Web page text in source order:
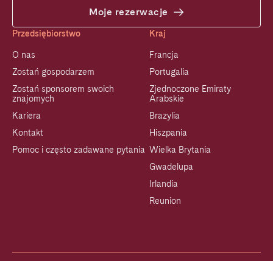
Moje rezerwacje
Przedsiębiorstwo
O nas
Zostań gospodarzem
Zostań sponsorem swoich
znajomych
Kariera
Kontakt
Pomoc i często zadawane pytania
Kraj
Francja
Portugalia
Zjednoczone Emiraty
Arabskie
Brazylia
Hiszpania
Wielka Brytania
Gwadelupa
Irlandia
Reunion